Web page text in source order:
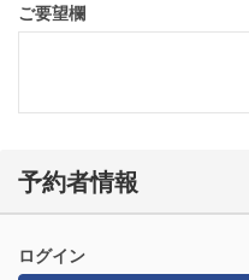
ご要望欄
予約者情報
ログイン